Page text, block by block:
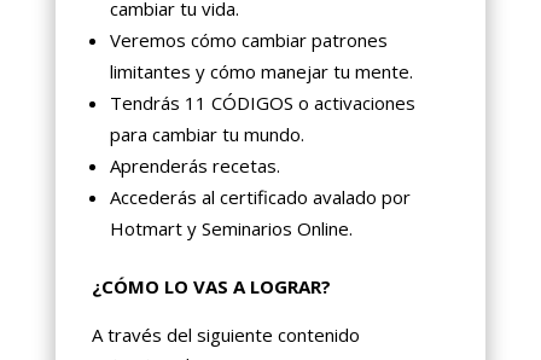
cambiar tu vida.
Veremos cómo cambiar patrones
limitantes y cómo manejar tu mente.
Tendrás 11 CÓDIGOS o activaciones
para cambiar tu mundo.
Aprenderás recetas.
Accederás al certificado avalado por
Hotmart y Seminarios Online.
¿CÓMO LO VAS A LOGRAR?
A través del siguiente contenido